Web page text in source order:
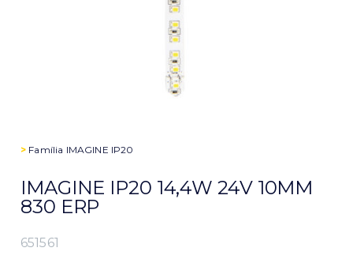
> Família IMAGINE IP20
IMAGINE IP20 14,4W 24V 10MM
830 ERP
651561